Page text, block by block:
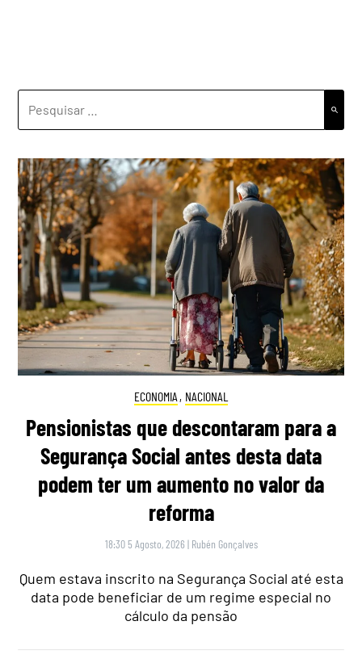
ECONOMIA , NACIONAL
Pensionistas que descontaram para a
Segurança Social antes desta data
podem ter um aumento no valor da
reforma
18:30 5 Agosto, 2026 | Rubén Gonçalves
Quem estava inscrito na Segurança Social até esta
data pode beneficiar de um regime especial no
cálculo da pensão